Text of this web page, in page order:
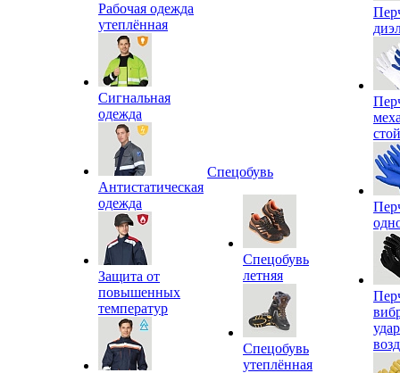
Рабочая одежда
утеплённая
Сигнальная
одежда
Антистатическая
одежда
Защита от
повышенных
температур
Спецобувь
Спецобувь
летняя
Спецобувь
утеплённая